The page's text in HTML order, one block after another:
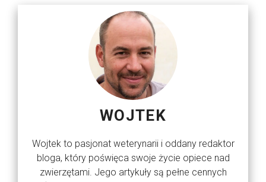
WOJTEK
Wojtek to pasjonat weterynarii i oddany redaktor
bloga, który poświęca swoje życie opiece nad
zwierzętami. Jego artykuły są pełne cennych